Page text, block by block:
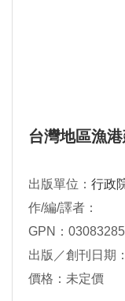
台灣地區漁
出版單位： 行政
作/編/譯者：
GPN：
出版／創刊日期
價格：未定價